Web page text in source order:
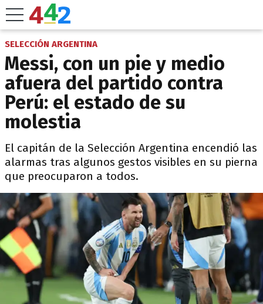
SELECCIÓN ARGENTINA
Messi, con un pie y medio
afuera del partido contra
Perú: el estado de su
molestia
El capitán de la Selección Argentina encendió las
alarmas tras algunos gestos visibles en su pierna
que preocuparon a todos.